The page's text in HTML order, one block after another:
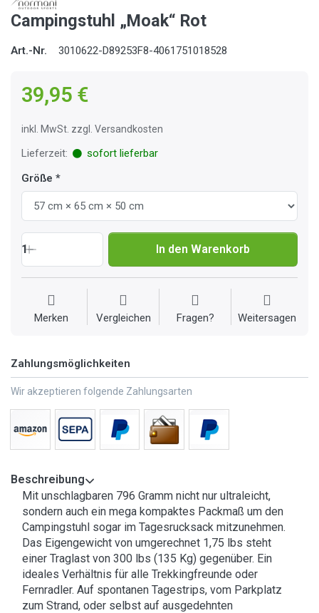
Campingstuhl „Moak“ Rot
Art.-Nr. 3010622-D89253F8-4061751018528
39,95 €
inkl. MwSt. zzgl. Versandkosten
Lieferzeit:
sofort lieferbar
Größe
1 In den Warenkorb
Merken Vergleichen Fragen? Weitersagen
Zahlungsmöglichkeiten
Wir akzeptieren folgende Zahlungsarten
Beschreibung
Mit unschlagbaren 796 Gramm nicht nur ultraleicht,
sondern auch ein mega kompaktes Packmaß um den
Campingstuhl sogar im Tagesrucksack mitzunehmen.
Das Eigengewicht von umgerechnet 1,75 lbs steht
einer Traglast von 300 lbs (135 Kg) gegenüber. Ein
ideales Verhältnis für alle Trekkingfreunde oder
Fernradler. Auf spontanen Tagestrips, vom Parkplatz
zum Strand, oder selbst auf ausgedehnten